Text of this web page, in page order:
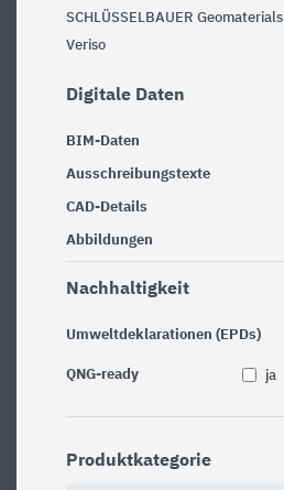
SCHLÜSSELBAUER Geomaterials
Veriso
Digitale Daten
BIM-Daten
Ausschreibungstexte
CAD-Details
Abbildungen
Nachhaltigkeit
Umweltdeklarationen (EPDs)
QNG-ready ja
Produktkategorie